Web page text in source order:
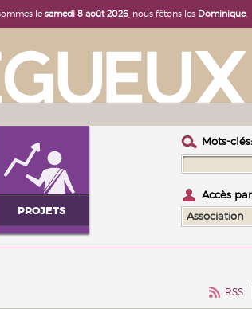
le samedi 8 août 2026, nous fêtons les Dominique.
PROJETS
Mots-clés :
Accès
Association
RSS